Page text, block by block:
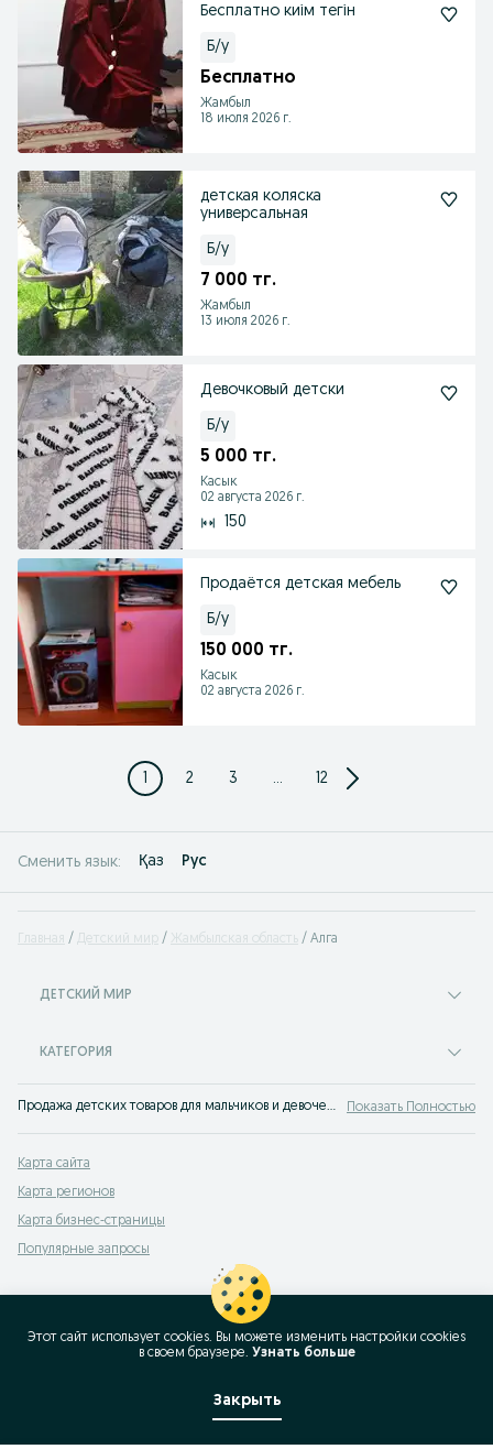
Бесплатно киім тегін
Б/у
Бесплатно
Жамбыл
18 июля 2026 г.
детская коляска
универсальная
Б/у
7 000 тг.
Жамбыл
13 июля 2026 г.
Девочковый детски
Б/у
5 000 тг.
Касык
02 августа 2026 г.
150
Продаётся детская мебель
Б/у
150 000 тг.
Касык
02 августа 2026 г.
1 2 3 ... 12
Сменить язык: Қаз Рус
Главная Детский мир Жамбылская область Алга
ДЕТСКИЙ МИР
КАТЕГОРИЯ
Продажа детских товаров для мальчиков и девочек на сервисе объявлений OLX.kz Алга. Покупайте самые разные товары для своего ребенка по лучшим ценам на OLX! Показать Полностью
Карта сайта
Карта регионов
Карта бизнес-страницы
Популярные запросы
Этот сайт использует cookies. Вы можете изменить настройки cookies
в своeм браузере. Узнать больше
Закрыть